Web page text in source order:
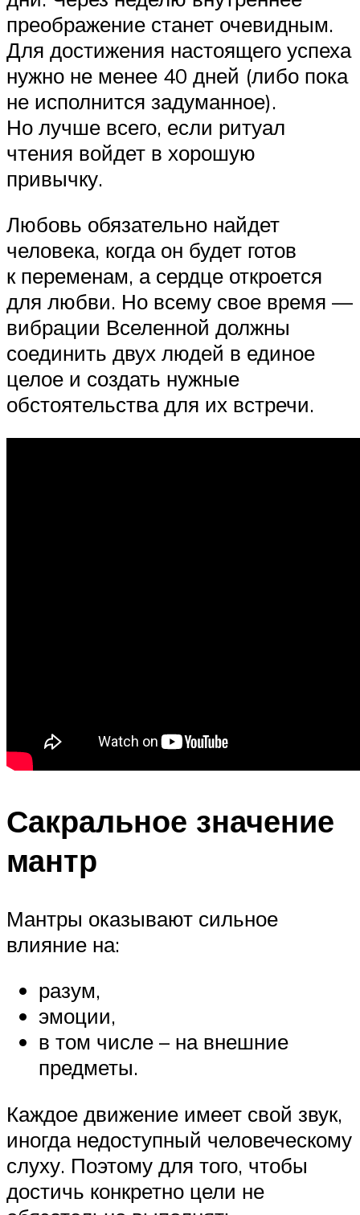
преображение станет очевидным.
Для достижения настоящего успеха
нужно не менее 40 дней (либо пока
не исполнится задуманное).
Но лучше всего, если ритуал
чтения войдет в хорошую
привычку.
Любовь обязательно найдет
человека, когда он будет готов
к переменам, а сердце откроется
для любви. Но всему свое время —
вибрации Вселенной должны
соединить двух людей в единое
целое и создать нужные
обстоятельства для их встречи.
Сакральное значение
мантр
Мантры оказывают сильное
влияние на:
разум,
эмоции,
в том числе – на внешние
предметы.
Каждое движение имеет свой звук,
иногда недоступный человеческому
слуху. Поэтому для того, чтобы
достичь конкретно цели не